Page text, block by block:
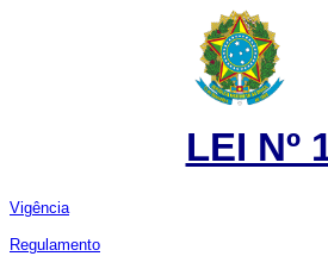
LEI Nº
Vigência
Regulamento